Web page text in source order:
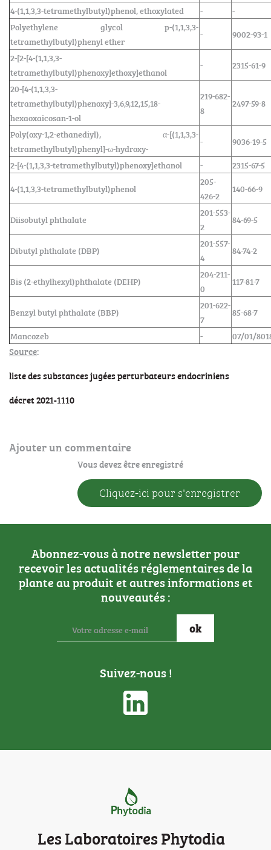
4-(1,1,3,3-tetramethylbutyl)phenol, ethoxylated
-
-
Polyethylene glycol p-(1,1,3,3-
tetramethylbutyl)phenyl ether
-
9002-93-1
2-[2-[4-(1,1,3,3-
tetramethylbutyl)phenoxy]ethoxy]ethanol
-
2315-61-9
20-[4-(1,1,3,3-
tetramethylbutyl)phenoxy]-3,6,9,12,15,18-
hexaoxaicosan-1-ol
219-682-
8
2497-59-8
Poly(oxy-1,2-ethanediyl), α-[(1,1,3,3-
tetramethylbutyl)phenyl]-ω-hydroxy-
-
9036-19-5
2-[4-(1,1,3,3-tetramethylbutyl)phenoxy]ethanol
-
2315-67-5
4-(1,1,3,3-tetramethylbutyl)phenol
205-
426-2
140-66-9
Diisobutyl phthalate
201-553-
2
84-69-5
Dibutyl phthalate (DBP)
201-557-
4
84-74-2
Bis (2-ethylhexyl)phthalate (DEHP)
204-211-
0
117-81-7
Benzyl butyl phthalate (BBP)
201-622-
7
85-68-7
Mancozeb
- 07/01/
Source:
liste des substances jugées perturbateurs endocriniens
décret 2021-1110
Ajouter un commentaire
Vous devez être enregistré
Cliquez-ici pour s'enregistrer
Abonnez-vous à notre newsletter pour
recevoir les actualités réglementaires de la
plante au produit et autres informations et
nouveautés :
Suivez-nous !
Les Laboratoires Phytodia